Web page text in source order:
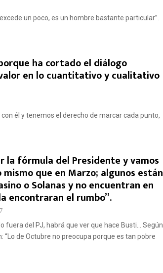
un poco, es un hombre bastante particular”.
ha cortado el diálogo
en lo cuantitativo y cualitativo
él y tenemos el derecho de marcar cada punto,
la fórmula del Presidente y vamos
que en Marzo; algunos están
o Solanas y no encuentran en
encontraran el rumbo”.
fuera del PJ, habrá que ver que hace Busti… Según
“Lo de Octubre no preocupa porque es tan pobre